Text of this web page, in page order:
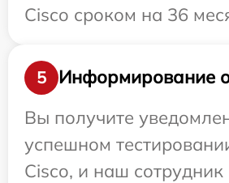
Cisco сроком на 36
5
Информирование о
Вы получите
успешном
Cisco, и наш сотрудник